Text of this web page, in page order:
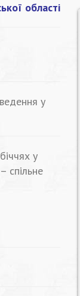
області
у
у
спільне